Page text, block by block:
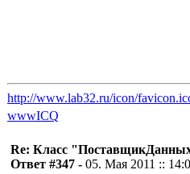
http://www.lab32.ru/icon/
wwwICQ
Re: Класс
Ответ #347 - 05. Мая 2011 ::